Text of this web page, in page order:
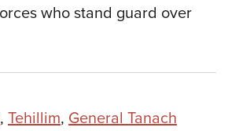
who stand guard over
, Tehillim, General Tanach